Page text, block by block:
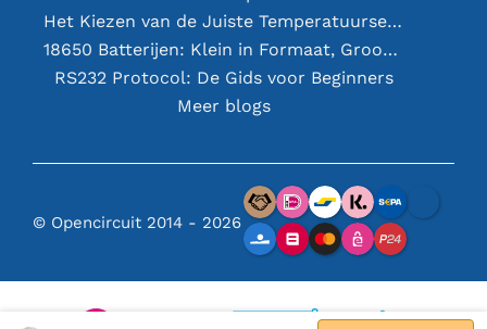
Het Kiezen van de Juiste Temperatuursensor [youtube]
18650 Batterijen: Klein in Formaat, Groot in Prestatie
RS232 Protocol: De Gids voor Beginners
Meer blogs
© Opencircuit 2014 - 2026